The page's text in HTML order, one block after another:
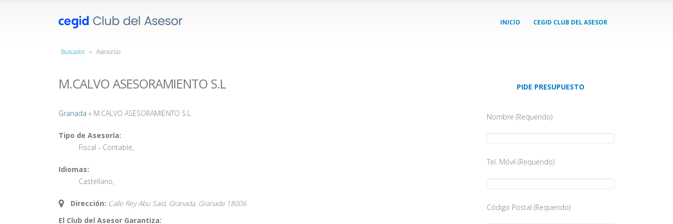
INICIO CEGID CLUB DEL ASESOR
Buscador » Asesorías
M.CALVO ASESORAMIENTO S.L
Granada » M.CALVO ASESORAMIENTO S.L
Tipo de Asesoría:
Fiscal - Contable,
Idiomas:
Castellano,
Dirección: Calle Rey Abu Said, Granada, Granada 18006
El Club del Asesor Garantiza:
PIDE PRESUPUESTO
Nombre (Requerido)
Tel. Móvil (Requerido)
Código Postal (Requerido)